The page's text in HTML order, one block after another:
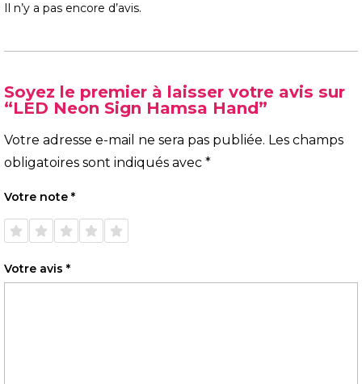
Il n’y a pas encore d’avis.
Soyez le premier à laisser votre avis sur
“LED Neon Sign Hamsa Hand”
Votre adresse e-mail ne sera pas publiée. Les champs
obligatoires sont indiqués avec *
Votre note *
1 étoile
sur 5
2 étoiles
sur 5
3 étoiles
sur 5
4 étoiles
sur 5
5 étoiles
sur 5
Votre avis *